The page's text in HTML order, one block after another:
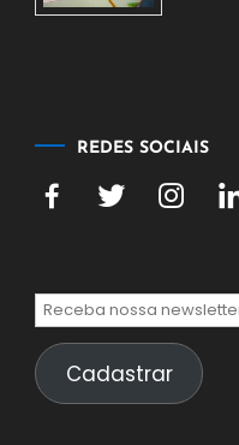
REDES SOCIAIS
Cadastrar